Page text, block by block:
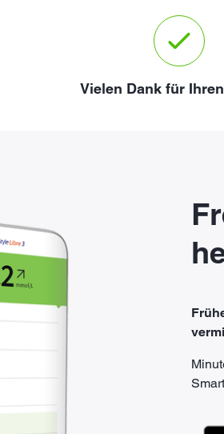
Vielen Dank für